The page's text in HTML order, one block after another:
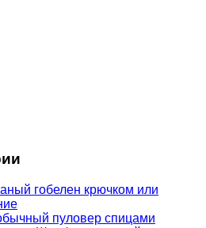
гобелен крючком или
пуловер спицами